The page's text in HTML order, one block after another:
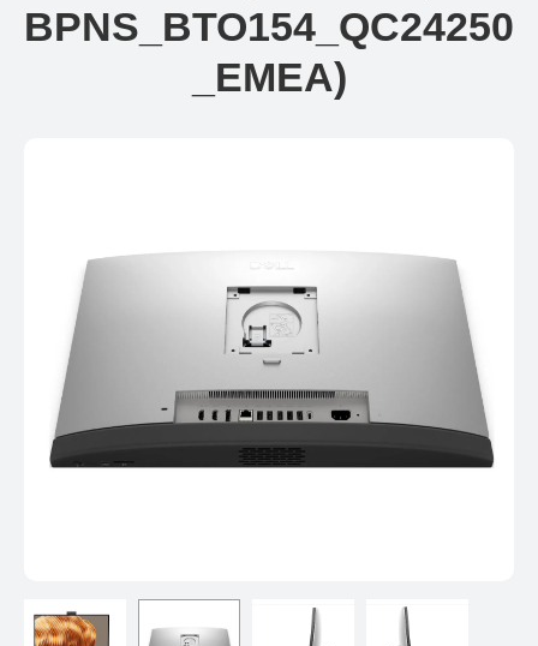
BPNS_BTO154_QC24250
_EMEA)